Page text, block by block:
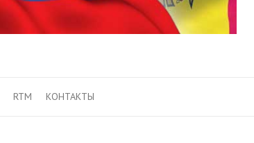
RTM КОНТАКТЫ